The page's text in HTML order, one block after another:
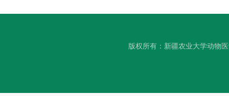
版权所有：新疆农业大学动物